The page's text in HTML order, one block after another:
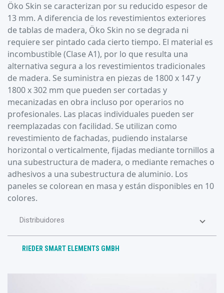
Öko Skin se caracterizan por su reducido espesor de
13 mm. A diferencia de los revestimientos exteriores
de tablas de madera, Öko Skin no se degrada ni
requiere ser pintado cada cierto tiempo. El material es
incombustible (Clase A1), por lo que resulta una
alternativa segura a los revestimientos tradicionales
de madera. Se suministra en piezas de 1800 x 147 y
1800 x 302 mm que pueden ser cortadas y
mecanizadas en obra incluso por operarios no
profesionales. Las placas individuales pueden ser
reemplazadas con facilidad. Se utilizan como
revestimiento de fachadas, pudiendo instalarse
horizontal o verticalmente, fijadas mediante tornillos a
una subestructura de madera, o mediante remaches o
adhesivos a una subestructura de aluminio. Los
paneles se colorean en masa y están disponibles en 10
colores.
Distribuidores
RIEDER SMART ELEMENTS GMBH